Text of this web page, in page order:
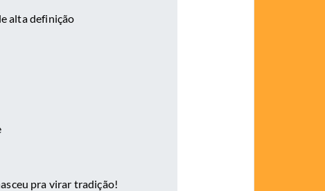
alta definição
pra virar tradição!